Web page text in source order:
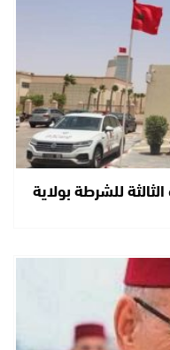
للشرطة بولاية